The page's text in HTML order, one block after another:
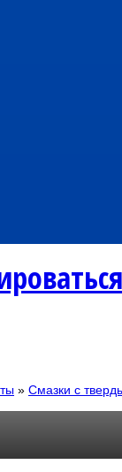
» Смазки с